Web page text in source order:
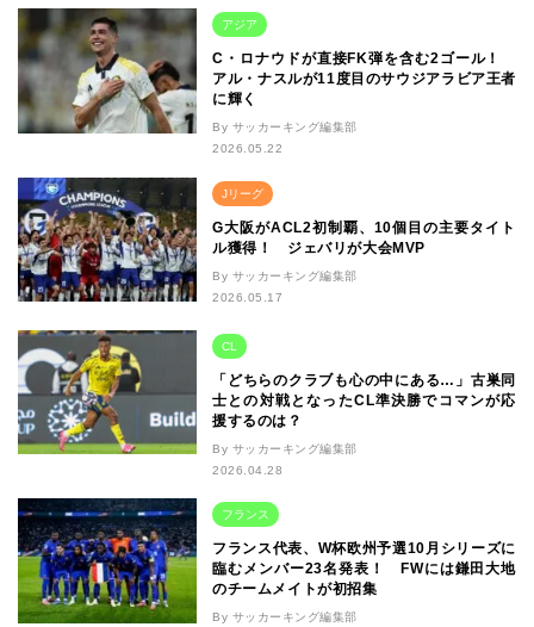
アジア
C・ロナウドが直接FK弾を含む2ゴール！
アル・ナスルが11度目のサウジアラビア王者
に輝く
By サッカーキング編集部
2026.05.22
Jリーグ
G大阪がACL2初制覇、10個目の主要タイト
ル獲得！ ジェバリが大会MVP
By サッカーキング編集部
2026.05.17
CL
「どちらのクラブも心の中にある…」古巣同
士との対戦となったCL準決勝でコマンが応
援するのは？
By サッカーキング編集部
2026.04.28
フランス
フランス代表、W杯欧州予選10月シリーズに
臨むメンバー23名発表！ FWには鎌田大地
のチームメイトが初招集
By サッカーキング編集部